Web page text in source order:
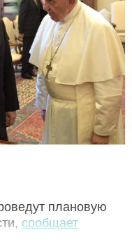
плановую
сообщает